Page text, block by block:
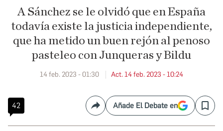
A Sánchez se le olvidó que en España
todavía existe la justicia independiente,
que ha metido un buen rejón al penoso
pasteleo con Junqueras y Bildu
14 feb. 2023 - 01:30 Act. 14 feb. 2023 - 10:24
42 CompartirAñade El Debate en Save